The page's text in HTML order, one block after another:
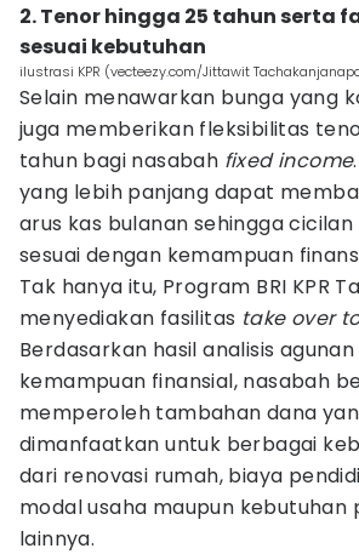
2. Tenor hingga 25 tahun serta
sesuai kebutuhan
ilustrasi KPR (vecteezy.com/Jittawit
Selain menawarkan bunga yang
juga memberikan fleksibilitas
tahun bagi nasabah fixed income
yang lebih panjang dapat
arus kas bulanan sehingga
sesuai dengan kemampuan
Tak hanya itu, Program BRI KPR
menyediakan fasilitas take over
Berdasarkan hasil analisis
kemampuan finansial, nasabah
memperoleh tambahan dana
dimanfaatkan untuk berbagai
dari renovasi rumah, biaya
modal usaha maupun kebutuhan
lainnya.